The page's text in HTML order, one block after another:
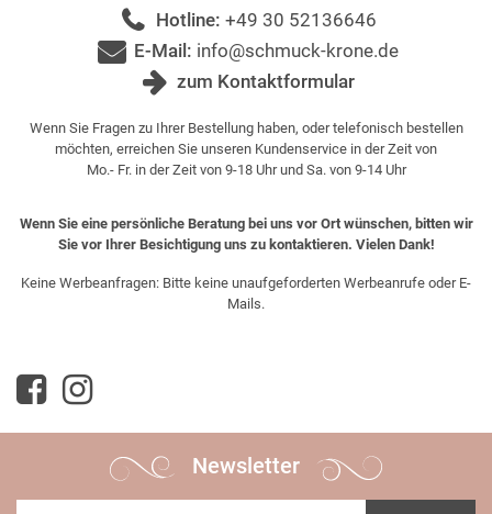
Hotline: +49 30 52136646
E-Mail: info@schmuck-krone.de
zum Kontaktformular
Wenn Sie Fragen zu Ihrer Bestellung haben, oder telefonisch bestellen
möchten, erreichen Sie unseren Kundenservice in der Zeit von
Mo.- Fr. in der Zeit von 9-18 Uhr und Sa. von 9-14 Uhr
Wenn Sie eine persönliche Beratung bei uns vor Ort wünschen, bitten wir
Sie vor Ihrer Besichtigung uns zu kontaktieren. Vielen Dank!
Keine Werbeanfragen: Bitte keine unaufgeforderten Werbeanrufe oder E-
Mails.
Newsletter